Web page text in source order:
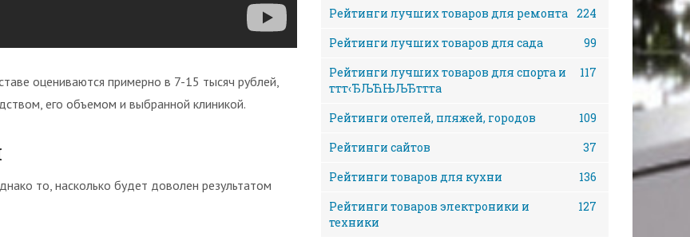
оцениваются примерно в 7-15 тысяч рублей,
его объемом и выбранной клиникой.
то, насколько будет доволен результатом
Рейтинги лучших товаров для ремонта 224
Рейтинги лучших товаров для сада
99
Рейтинги лучших товаров для спорта и
ттт‹ЂЉЋЊЉЂттта
117
Рейтинги отелей, пляжей, городов
109
Рейтинги сайтов
37
Рейтинги товаров для кухни
136
Рейтинги товаров электроники и
техники
127